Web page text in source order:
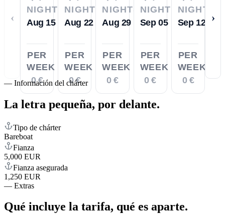
‹
NIGHTS
Aug 15
PER
WEEK
0 €
NIGHTS
Aug 22
PER
WEEK
0 €
NIGHTS
Aug 29
PER
WEEK
0 €
NIGHTS
Sep 05
PER
WEEK
0 €
NIGHTS
Sep 12
PER
WEEK
0 €
›
— Información del chárter
La letra pequeña, por delante.
Tipo de chárter
Bareboat
Fianza
5,000 EUR
Fianza asegurada
1,250 EUR
— Extras
Qué incluye la tarifa, qué es aparte.